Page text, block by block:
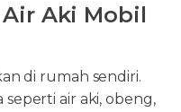
Aki Mobil
di rumah sendiri.
air aki, obeng,